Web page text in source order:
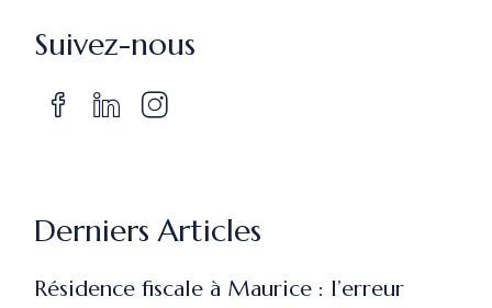
Suivez-nous
Derniers Articles
Résidence fiscale à Maurice : l’erreur